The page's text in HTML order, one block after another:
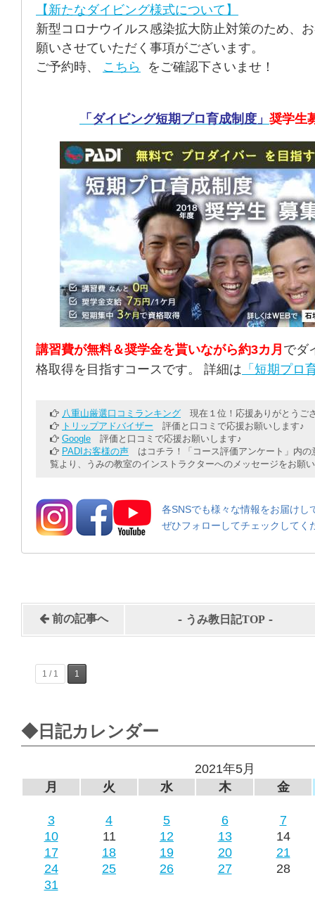
【新たなダイビング様式について】
新型コロナウイルス感染拡大防止対策のため、
願いさせていただく事項がございます。
ご予約時、 こちら をご確認下さいませ！
「ダイビング短期プロ育成制度」 奨学生
講習費が無料＆奨学金を貰いながら約3カ月 でダ
格取得を目指すコースです。 詳細は 「短期プロ
八重山厳選口コミランキング 現在１位！応援ありがとうご
トリップアドバイザー 評価と口コミで応援お願いします♪
Google 評価と口コミで応援お願いします♪
PADIお客様の声 はコチラ！「コース評価アンケート」内の
覧より、うみの教室のインストラクターへのメッセージをお願
各SNSでも様々な情報をお届けし
ぜひフォローしてチェックしてく
前の記事へ - うみ教日記TOP -
1 / 1 1
◆日記カレンダー
2021年5月
月
火 水 木 金
3 4 5 6
7
10
11 12 13
14
17
18 19 20
21
24
25 26 27
28
31